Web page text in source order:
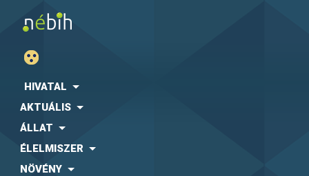
HIVATAL
AKTUÁLIS
ÁLLAT
ÉLELMISZER
NÖVÉNY